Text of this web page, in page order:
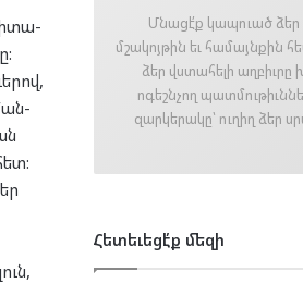
Մնացէ՛ք կապուած
մշակոյթին եւ համայնքին
ձեր վստահելի աղբիւրը
ոգեշնչող
զարկերակը՝ ուղիղ ձեր
Հետեւեցէ՛ք մեզի